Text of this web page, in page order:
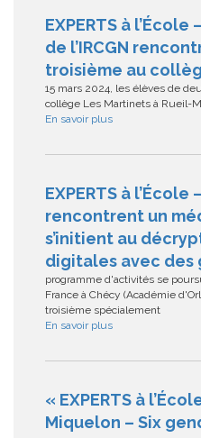
EXPERTS à
de l’IRCGN
troisième au
15 mars 2024, les élèves de
collège Les Martinets à Rueil-
En savoir plus
EXPERTS à
rencontrent un
s’initient au
digitales avec des
programme d'activités se
France à Chécy (Académie
troisième spécialement
En savoir plus
« EXPERTS à
Miquelon – Six